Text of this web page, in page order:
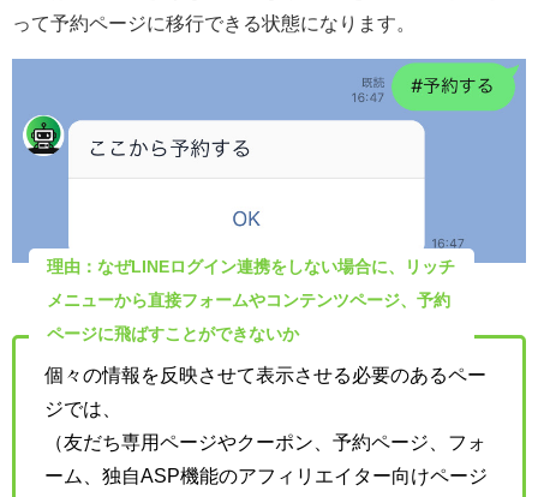
って予約ページに移行できる状態になります。
理由：なぜLINEログイン連携をしない場合に、リッチ
メニューから直接フォームやコンテンツページ、予約
ページに飛ばすことができないか
個々の情報を反映させて表示させる必要のあるペー
ジでは、
（友だち専用ページやクーポン、予約ページ、フォ
ーム、独自ASP機能のアフィリエイター向けページ